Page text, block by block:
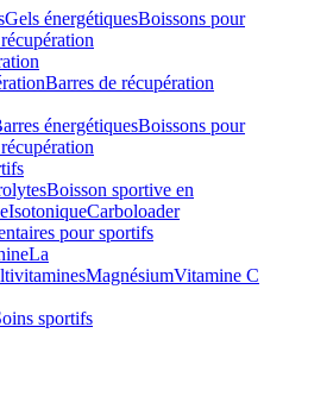
Gels énergétiquesBoissons pour
Barres de récupération
énergétiquesBoissons pour
Boisson sportive en
IsotoniqueCarboloader
pour sportifs
La
MagnésiumVitamine C
sportifs